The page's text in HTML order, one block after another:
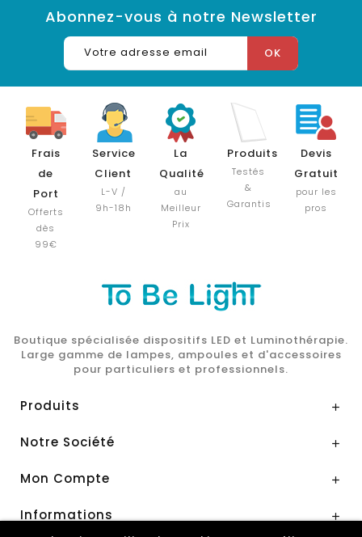
Abonnez-vous à notre Newsletter
Frais
de
Port
Offerts
dès
99€
Service
Client
L-V /
9h-18h
La
Qualité
au
Meilleur
Prix
Produits
Testés
&
Garantis
Devis
Gratuit
pour les
pros
Boutique spécialisée dispositifs LED et Luminothérapie.
Large gamme de lampes, ampoules et d'accessoires
pour particuliers et professionnels.
Produits 
Notre Société 
Mon Compte 
Informations 